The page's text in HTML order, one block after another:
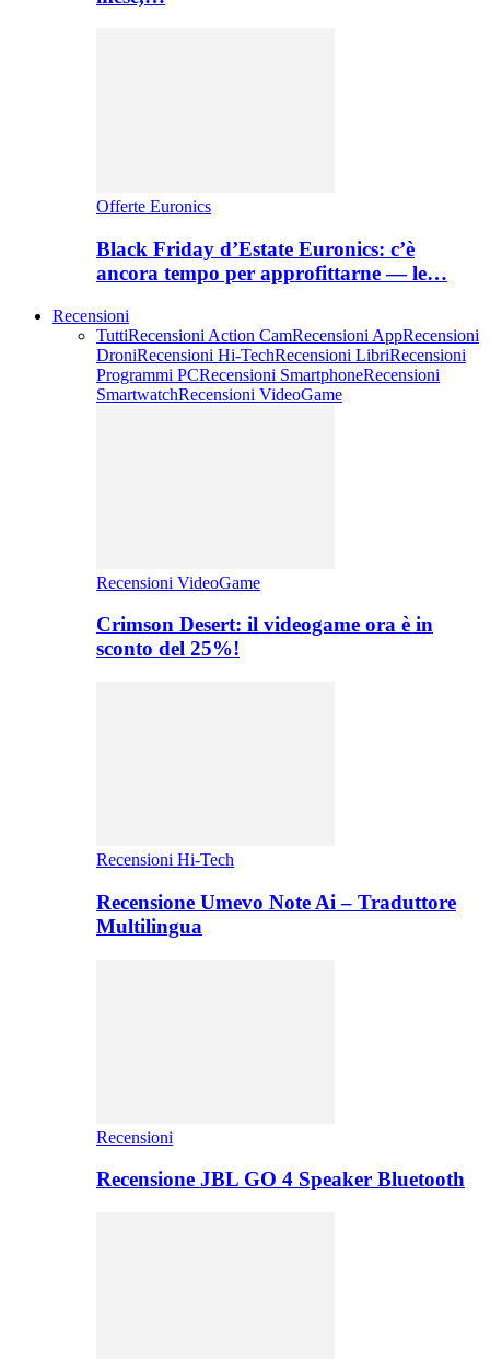
Offerte Euronics
Black Friday d’Estate Euronics: c’è
ancora tempo per approfittarne — le…
Recensioni
TuttiRecensioni Action CamRecensioni AppRecensioni
DroniRecensioni Hi-TechRecensioni LibriRecensioni
Programmi PCRecensioni SmartphoneRecensioni
SmartwatchRecensioni VideoGame
Recensioni VideoGame
Crimson Desert: il videogame ora è in
sconto del 25%!
Recensioni Hi-Tech
Recensione Umevo Note Ai – Traduttore
Multilingua
Recensioni
Recensione JBL GO 4 Speaker Bluetooth